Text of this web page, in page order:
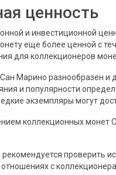
ценность
и инвестиционной
еще более ценной с
для коллекционеров
Марино разнообразен и
и популярности
экземпляры могут
коллекционных монет
проверить
с